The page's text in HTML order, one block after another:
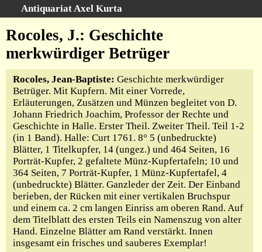
Antiquariat Axel Kurta
Startseite
Sachgebiete
Schlagwörter
Kataloge
Ankauf
Warenkorb
Anfahrt/Kontakt
Geschäftschronik
Rocoles, J.: Geschichte
merkwürdiger Betrüger
Rocoles, Jean-Baptiste: Geschichte merkwürdiger
Betrüger. Mit Kupfern. Mit einer Vorrede,
Erläuterungen, Zusätzen und Münzen begleitet von D.
Johann Friedrich Joachim, Professor der Rechte und
Geschichte in Halle. Erster Theil. Zweiter Theil. Teil 1-2
(in 1 Band). Halle: Curt 1761. 8° 5 (unbedruckte)
Blätter, 1 Titelkupfer, 14 (ungez.) und 464 Seiten, 16
Porträt-Kupfer, 2 gefaltete Münz-Kupfertafeln; 10 und
364 Seiten, 7 Porträt-Kupfer, 1 Münz-Kupfertafel, 4
(unbedruckte) Blätter. Ganzleder der Zeit. Der Einband
berieben, der Rücken mit einer vertikalen Bruchspur
und einem ca. 2 cm langen Einriss am oberen Rand. Auf
dem Titelblatt des ersten Teils ein Namenszug von alter
Hand. Einzelne Blätter am Rand verstärkt. Innen
insgesamt ein frisches und sauberes Exemplar!